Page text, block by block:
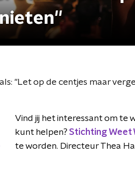
''Let op de centjes maar
Vind jij het interessant om te
kunt helpen? Stichting Weet
te worden. Directeur Thea